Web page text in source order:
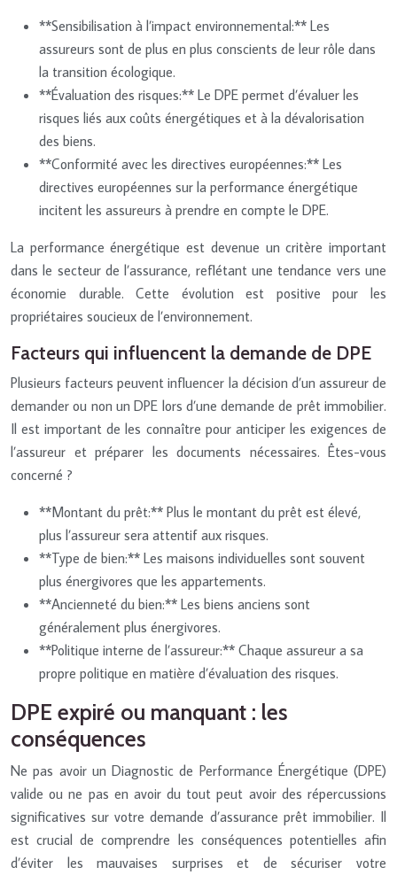
**Sensibilisation à l’impact environnemental:** Les
assureurs sont de plus en plus conscients de leur rôle dans
la transition écologique.
**Évaluation des risques:** Le DPE permet d’évaluer les
risques liés aux coûts énergétiques et à la dévalorisation
des biens.
**Conformité avec les directives européennes:** Les
directives européennes sur la performance énergétique
incitent les assureurs à prendre en compte le DPE.
La performance énergétique est devenue un critère important
dans le secteur de l’assurance, reflétant une tendance vers une
économie durable. Cette évolution est positive pour les
propriétaires soucieux de l’environnement.
Facteurs qui influencent la demande de DPE
Plusieurs facteurs peuvent influencer la décision d’un assureur de
demander ou non un DPE lors d’une demande de prêt immobilier.
Il est important de les connaître pour anticiper les exigences de
l’assureur et préparer les documents nécessaires. Êtes-vous
concerné ?
**Montant du prêt:** Plus le montant du prêt est élevé,
plus l’assureur sera attentif aux risques.
**Type de bien:** Les maisons individuelles sont souvent
plus énergivores que les appartements.
**Ancienneté du bien:** Les biens anciens sont
généralement plus énergivores.
**Politique interne de l’assureur:** Chaque assureur a sa
propre politique en matière d’évaluation des risques.
DPE expiré ou manquant : les
conséquences
Ne pas avoir un Diagnostic de Performance Énergétique (DPE)
valide ou ne pas en avoir du tout peut avoir des répercussions
significatives sur votre demande d’assurance prêt immobilier. Il
est crucial de comprendre les conséquences potentielles afin
d’éviter les mauvaises surprises et de sécuriser votre